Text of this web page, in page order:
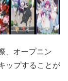
、オープニン
ップすることが